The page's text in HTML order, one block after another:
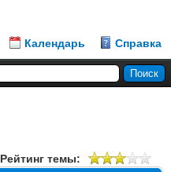
Календарь Справка
Рейтинг темы: